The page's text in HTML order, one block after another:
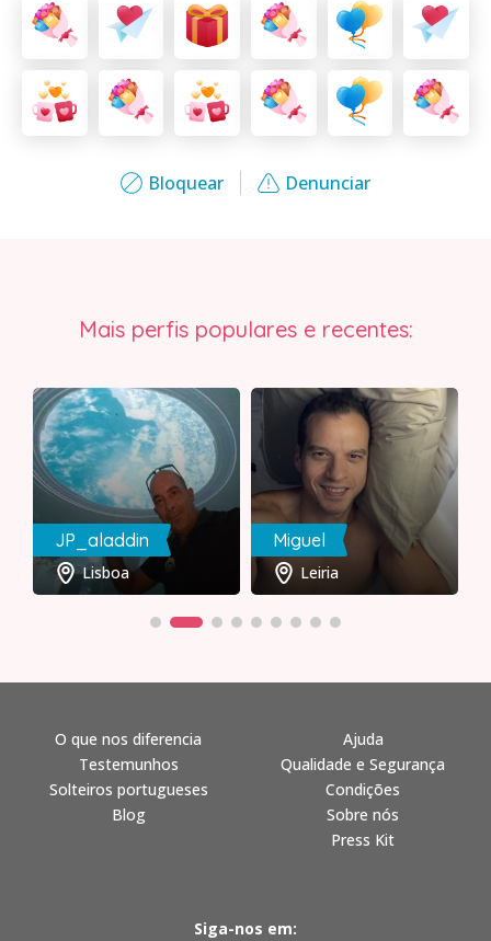
Bloquear Denunciar
Mais perfis populares e recentes:
JP_aladdin
Lisboa
Miguel
Leiria
O que nos diferencia
Testemunhos
Solteiros portugueses
Blog
Ajuda
Qualidade e Segurança
Condições
Sobre nós
Press Kit
Siga-nos em: